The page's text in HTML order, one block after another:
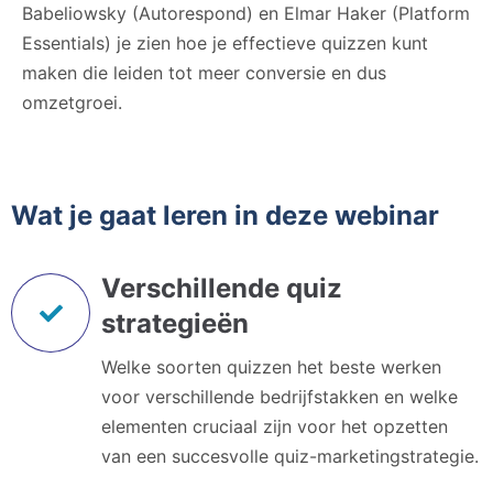
Babeliowsky (Autorespond) en Elmar Haker (Platform
Essentials) je zien hoe je effectieve quizzen kunt
maken die leiden tot meer conversie en dus
omzetgroei.
Wat je gaat leren in deze webinar
Verschillende quiz
strategieën
Welke soorten quizzen het beste werken
voor verschillende bedrijfstakken en welke
elementen cruciaal zijn voor het opzetten
van een succesvolle quiz-marketingstrategie.